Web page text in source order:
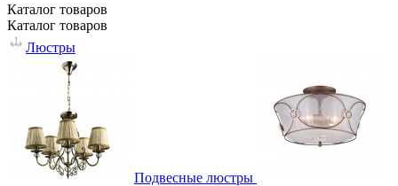
Каталог товаров
Каталог товаров
Люстры
Подвесные люстры